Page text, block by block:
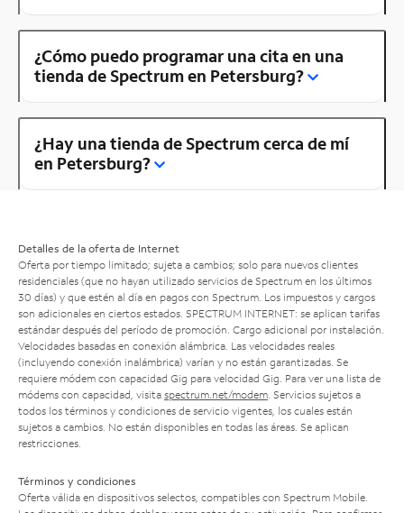
¿Cómo puedo programar una cita en una
tienda de Spectrum en Petersburg?
¿Hay una tienda de Spectrum cerca de mí
en Petersburg?
Detalles de la oferta de Internet
Oferta por tiempo limitado; sujeta a cambios; solo para nuevos clientes
residenciales (que no hayan utilizado servicios de Spectrum en los últimos
30 días) y que estén al día en pagos con Spectrum. Los impuestos y cargos
son adicionales en ciertos estados. SPECTRUM INTERNET: se aplican tarifas
estándar después del período de promoción. Cargo adicional por instalación.
Velocidades basadas en conexión alámbrica. Las velocidades reales
(incluyendo conexión inalámbrica) varían y no están garantizadas. Se
requiere módem con capacidad Gig para velocidad Gig. Para ver una lista de
módems con capacidad, visita spectrum.net/modem . Servicios sujetos a
todos los términos y condiciones de servicio vigentes, los cuales están
sujetos a cambios. No están disponibles en todas las áreas. Se aplican
restricciones.
Términos y condiciones
Oferta válida en dispositivos selectos, compatibles con Spectrum Mobile.